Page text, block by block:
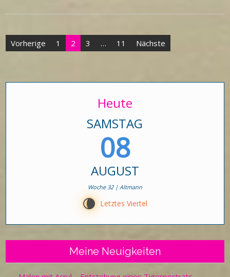
Seitennummerierung
der
Vorherige 1 2 3 … 11 Nächste
Heute
SAMSTAG
08
AUGUST
Woche 32 | Altmann
V Letztes Viertel
Meine Neuigkeiten